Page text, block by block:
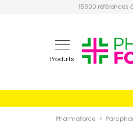
15000 références
Produits
Pharmaforce